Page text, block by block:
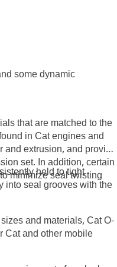
some dynamic
that are matched to the
in Cat engines and
extrusion, and provide
set. In addition, certain
minimize seal twisting
held to tight
into seal grooves with the
and materials, Cat O-
Cat and other mobile